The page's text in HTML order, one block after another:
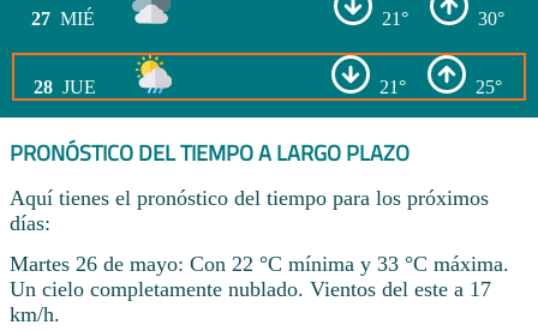
27 MIÉ 21° 30°
28 JUE 21° 25°
PRONÓSTICO DEL TIEMPO A LARGO PLAZO
Aquí tienes el pronóstico del tiempo para los próximos
días:
Martes 26 de mayo: Con 22 °C mínima y 33 °C máxima.
Un cielo completamente nublado. Vientos del este a 17
km/h.